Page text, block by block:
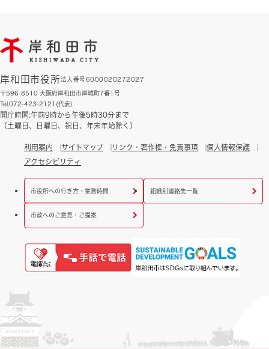
岸和田市役所法人番号6000020272027
〒596-8510 大阪府岸和田市岸城町7番1号
Tel:072-423-2121(代表)
開庁時間:午前9時から午後5時30分まで
（土曜日、日曜日、祝日、年末年始除く）
利用案内 サイトマップ リンク・著作権・免責事項
個人情報保護
アクセシビリティ
市役所への行き方・業務時間 組織別連絡先一覧
市政へのご意見・ご提案